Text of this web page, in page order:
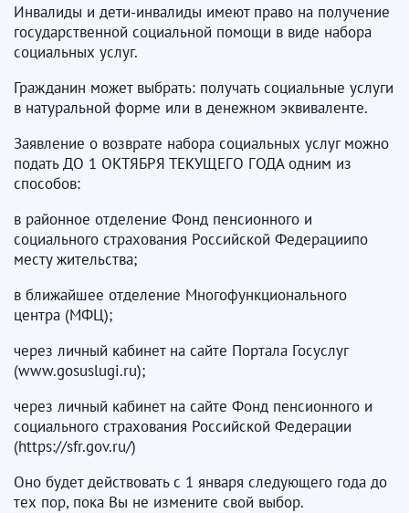
Инвалиды и дети-инвалиды имеют право на получение
государственной социальной помощи в виде набора
социальных услуг.
Гражданин может выбрать: получать социальные услуги
в натуральной форме или в денежном эквиваленте.
Заявление о возврате набора социальных услуг можно
подать ДО 1 ОКТЯБРЯ ТЕКУЩЕГО ГОДА одним из
способов:
в районное отделение Фонд пенсионного и
социального страхования Российской Федерациипо
месту жительства;
в ближайшее отделение Многофункционального
центра (МФЦ);
через личный кабинет на сайте Портала Госуслуг
(www.gosuslugi.ru);
через личный кабинет на сайте Фонд пенсионного и
социального страхования Российской Федерации
(https://sfr.gov.ru/)
Оно будет действовать с 1 января следующего года до
тех пор, пока Вы не измените свой выбор.